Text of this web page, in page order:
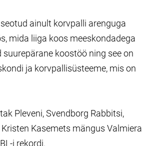
ainult korvpalli arenguga
mida liiga koos meeskondadega
koostöö ning see on
ja korvpallisüsteeme, mis on
Pleveni, Svendborg Rabbitsi,
Kasemets mängus Valmiera
i rekordi.